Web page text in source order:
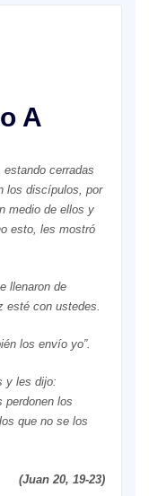
A
estando cerradas
los discípulos, por
medio de ellos y
esto, les mostró
llenaron de
esté con ustedes.
los envío yo”.
y les dijo:
perdonen los
que no se los
(Juan 20, 19-23)